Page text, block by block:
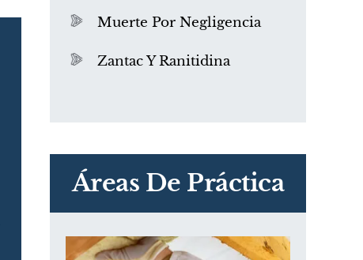
Muerte Por Negligencia
Zantac Y Ranitidina
Áreas De Práctica